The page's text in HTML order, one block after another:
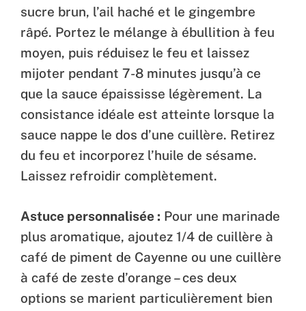
sucre brun, l’ail haché et le gingembre
râpé. Portez le mélange à ébullition à feu
moyen, puis réduisez le feu et laissez
mijoter pendant 7-8 minutes jusqu’à ce
que la sauce épaississe légèrement. La
consistance idéale est atteinte lorsque la
sauce nappe le dos d’une cuillère. Retirez
du feu et incorporez l’huile de sésame.
Laissez refroidir complètement.
Astuce personnalisée : Pour une marinade
plus aromatique, ajoutez 1/4 de cuillère à
café de piment de Cayenne ou une cuillère
à café de zeste d’orange – ces deux
options se marient particulièrement bien